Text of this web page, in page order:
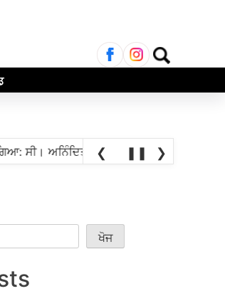
ਲਈ
ਖੋਜ:
ਅਨਿੰਦਿਤਾ ਮਿਤ੍ਰਾ ਸਤ ਗ੍ਰੈਂਡਮਾਸਟਰ
❮ ❚❚ ❯
ਖੋਜ